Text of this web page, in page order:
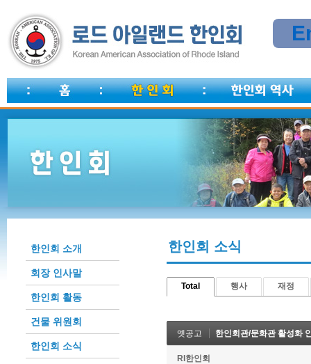
한인회 소개
회장 인사말
한인회 활동
건물 위원회
한인회 소식
한인회 소식
Total 행사 재정
옛공고 한인회관/문화관 활성화
RI한인회